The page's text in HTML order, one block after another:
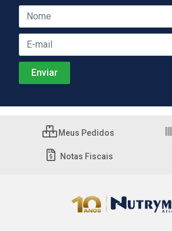
Meus Pedidos
Notas Fiscais